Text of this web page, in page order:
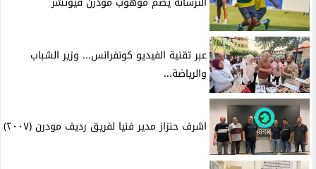
عبر تقنية الفيديو كونفرانس... وزير الشباب
والرياضة...
اشرف حنزاز مدير فنيا لفريق رديف مودرن (٢٠٠٧)